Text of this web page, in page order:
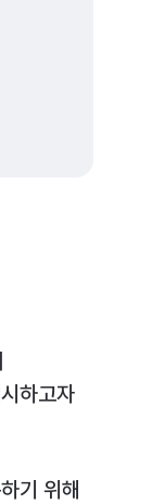
하고자
기 위해